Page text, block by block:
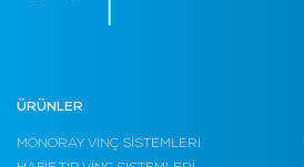
ÜRÜNLER
MONORAY VİNÇ SİSTEMLERİ